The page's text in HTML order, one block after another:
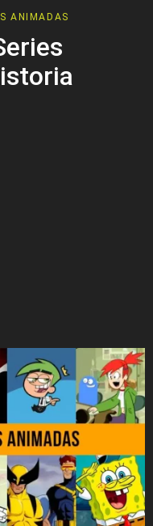
ANIMADAS